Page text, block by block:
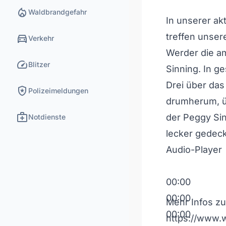
local_fire_department Waldbrandgefahr
directions_carVerkehr
speedBlitzer
local_police Polizeimeldungen
medical_servicesNotdienste
In unserer
treffen
Werder die
Sinning. In
Drei über
drumherum,
der Peggy
lecker
Audio-Player
00:00
00:00
00:00
Mehr Infos
https://